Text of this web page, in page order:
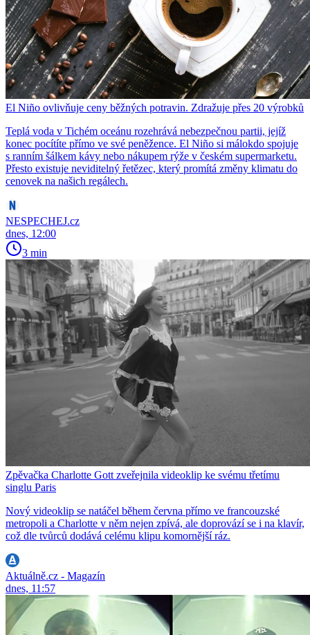
El Niño ovlivňuje ceny běžných potravin. Zdražuje přes 20 výrobků
Teplá voda v Tichém oceánu rozehrává nebezpečnou partii, jejíž
konec pocítíte přímo ve své peněžence. El Niño si málokdo spojuje
s ranním šálkem kávy nebo nákupem rýže v českém supermarketu.
Přesto existuje neviditelný řetězec, který promítá změny klimatu do
cenovek na našich regálech.
NESPECHEJ.cz
dnes, 12:00
3 min
Zpěvačka Charlotte Gott zveřejnila videoklip ke svému třetímu
singlu Paris
Nový videoklip se natáčel během června přímo ve francouzské
metropoli a Charlotte v něm nejen zpívá, ale doprovází se i na klavír,
což dle tvůrců dodává celému klipu komornější ráz.
Aktuálně.cz - Magazín
dnes, 11:57